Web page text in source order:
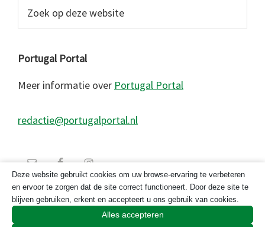
website
Portugal Portal
Meer informatie over Portugal Portal
redactie@portugalportal.nl
Deze website gebruikt cookies om uw browse-ervaring te verbeteren
en ervoor te zorgen dat de site correct functioneert. Door deze site te
blijven gebruiken, erkent en accepteert u ons gebruik van cookies.
Alles accepteren